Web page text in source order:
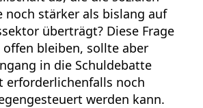
noch stärker als bislang auf
überträgt? Diese Frage
offen bleiben, sollte aber
in die Schuldebatte
erforderlichenfalls noch
werden kann.